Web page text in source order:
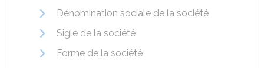
Dénomination sociale de la société
Sigle de la société
Forme de la société